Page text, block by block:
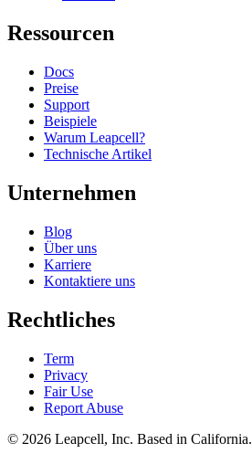
Ressourcen
Docs
Preise
Support
Beispiele
Warum Leapcell?
Technische Artikel
Unternehmen
Blog
Über uns
Karriere
Kontaktiere uns
Rechtliches
Term
Privacy
Fair Use
Report Abuse
© 2026 Leapcell, Inc. Based in California.